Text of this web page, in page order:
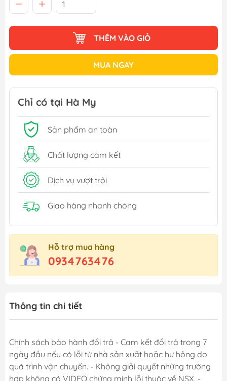
THÊM VÀO GIỎ
MUA NGAY
Chỉ có tại Hà My
Sản phẩm an toàn
Chất lượng cam kết
Dịch vụ vượt trội
Giao hàng nhanh chóng
Hỗ trợ mua hàng
0934763476
Thông tin chi tiết
Chính sách bảo hành đổi trả - Cam kết đổi trả trong 7
ngày đầu nếu có lỗi từ nhà sản xuất hoặc hư hỏng do
quá trình vận chuyển. - Không giải quyết những trường
hợp không có VIDEO chứng minh lỗi thuộc về NSX. -